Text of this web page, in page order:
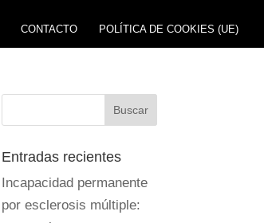
CONTACTO POLÍTICA DE COOKIES (UE)
Entradas recientes
Incapacidad permanente
por esclerosis múltiple: